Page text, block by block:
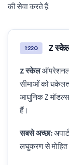
की सेवा करते हैं:
1:220 Z
Z स्केलऑपरेशनल
सीमाओं को
आधुनिक Z
हैं।
सबसे अच्छा:
लघुकरण से मोहित